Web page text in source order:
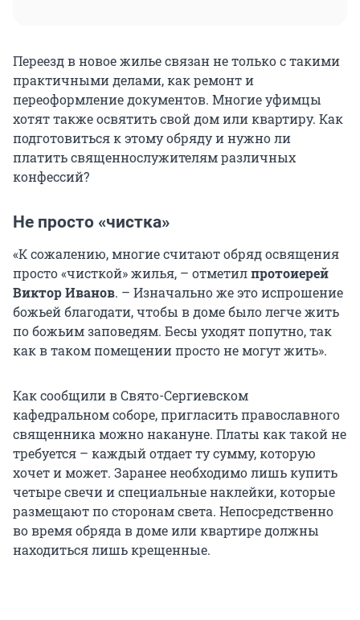
Переезд в новое жилье связан не только с такими
практичными делами, как ремонт и
переоформление документов. Многие уфимцы
хотят также освятить свой дом или квартиру. Как
подготовиться к этому обряду и нужно ли
платить священнослужителям различных
конфессий?
Не просто «чистка»
«К сожалению, многие считают обряд освящения
просто «чисткой» жилья, – отметилпротоиерей
Виктор Иванов. – Изначально же это испрошение
божьей благодати, чтобы в доме было легче жить
по божьим заповедям. Бесы уходят попутно, так
как в таком помещении просто не могут жить».
Как сообщили в Свято-Сергиевском
кафедральном соборе, пригласить православного
священника можно накануне. Платы как такой не
требуется – каждый отдает ту сумму, которую
хочет и может. Заранее необходимо лишь купить
четыре свечи и специальные наклейки, которые
размещают по сторонам света. Непосредственно
во время обряда в доме или квартире должны
находиться лишь крещенные.